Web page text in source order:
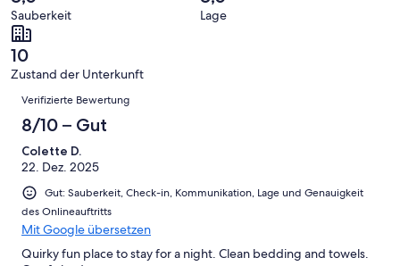
Hervorragend
8
-
Gut
Bewertung
von
6
-
Okay
eine
Bewertung
von
4
Schlecht
Gästebewertungen
haben
eine
Bewertung
von
Ungenügend
Sauberkeit Lage
10
Zustand der Unterkunft
Bewertungen
Verifizierte Bewertung
8/10 – Gut
Colette D.
22. Dez. 2025
Gut: Sauberkeit, Check-in, Kommunikation, Lage und Genauigkeit
des Onlineauftritts
Mit Google übersetzen
Quirky fun place to stay for a night. Clean bedding and towels.